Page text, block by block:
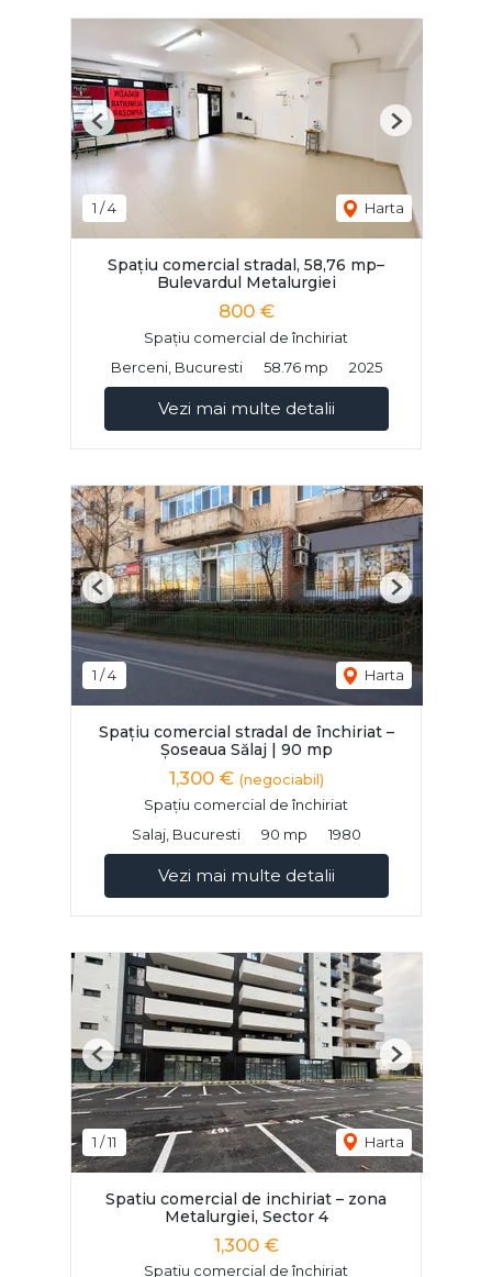
1 /4 Harta
Previous Next
Spațiu comercial stradal, 58,76 mp–
Bulevardul Metalurgiei
800 €
Spațiu comercial de închiriat
Berceni, Bucuresti
58.76 mp 2025
Vezi mai multe detalii
1 /4 Harta
Previous Next
Spațiu comercial stradal de închiriat –
Șoseaua Sălaj | 90 mp
1,300 € (negociabil)
Spațiu comercial de închiriat
Salaj, Bucuresti
90 mp 1980
Vezi mai multe detalii
1 /11 Harta
Previous Next
Spatiu comercial de inchiriat – zona
Metalurgiei, Sector 4
1,300 €
Spațiu comercial de închiriat